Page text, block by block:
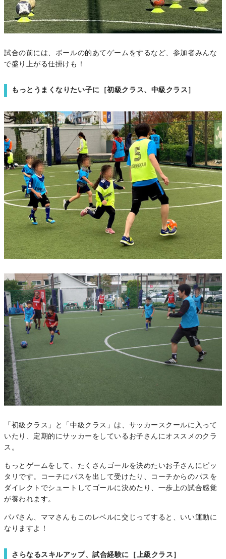
試合の前には、ボールの的あてゲームをするなど、参加者みんな
で盛り上がる仕掛けも！
もっとうまくなりたい子に［初級クラス、中級クラス］
「初級クラス」と「中級クラス」は、サッカースクールに入って
いたり、定期的にサッカーをしているお子さんにオススメのクラ
ス。
もっとゲームをして、たくさんゴールを決めたいお子さんにピッ
タリです。コーチにパスを出して受けたり、コーチからのパスを
ダイレクトでシュートしてゴールに決めたり、一歩上の試合感覚
が養われます。
パパさん、ママさんもこのレベルに交じってすると、いい運動に
なりますよ！
さらなるスキルアップ、試合経験に［上級クラス］